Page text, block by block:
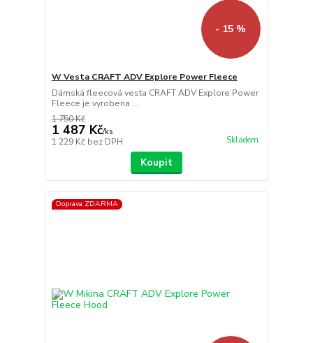
- 15 %
W Vesta CRAFT ADV Explore Power Fleece
Dámská fleecová vesta CRAFT ADV Explore Power
Fleece je vyrobena ...
1 750 Kč
1 487 Kč/ks
1 229 Kč bez DPH Skladem
Koupit
Doprava ZDARMA